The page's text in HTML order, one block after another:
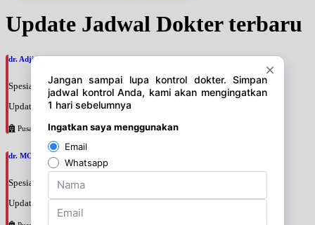
Update Jadwal Dokter terbaru
dr. Adji Suprajitno, SpPD
Spesialis: Penyakit Dalam
Update terakhir: 2026-08-07 20:37:59
Pusat Pertamina
dr. MOCHAMAD PASHA, SpPD
Spesialis: Penyakit Dalam
Update terakhir: 2026-08-07 20:35:45